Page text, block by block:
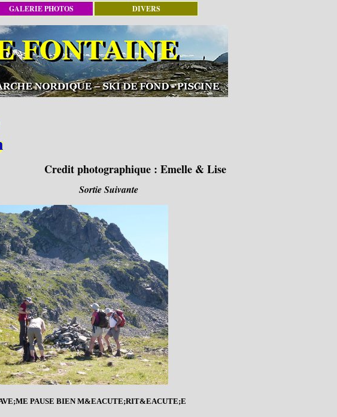
GALERIE PHOTOS DIVERS
Credit photographique : Emelle & Lise
Sortie Suivante
PAUSE BIEN M&EACUTE;RIT&EACUTE;E